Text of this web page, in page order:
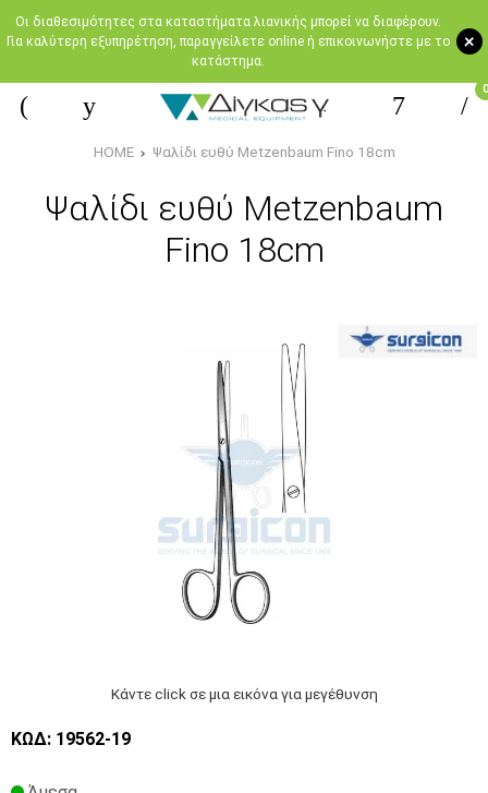
+
Oι διαθεσιμότητες στα καταστήματα λιανικής μπορεί να διαφέρουν.
Για καλύτερη εξυπηρέτηση, παραγγείλετε online ή επικοινωνήστε με το
κατάστημα.
0
HOME Ψαλίδι ευθύ Metzenbaum Fino 18cm
Ψαλίδι ευθύ Metzenbaum
Fino 18cm
Κάντε click σε μια εικόνα για μεγέθυνση
ΚΩΔ: 19562-19